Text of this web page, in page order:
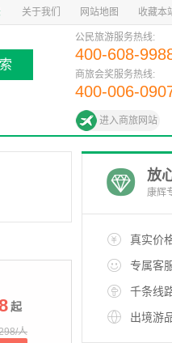
关于我们 网站地图 收藏本
公民旅游服务热线:
400-608-
商旅会奖服务热线:
400-006-
进入商旅网站
起
人
放
康辉
真实价
专属客
千条线
出境游